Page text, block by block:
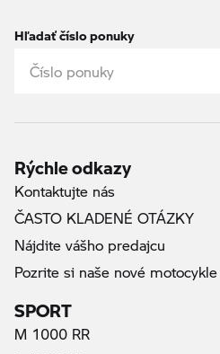
Hľadať číslo ponuky
Rýchle odkazy
Kontaktujte nás
ČASTO KLADENÉ OTÁZKY
Nájdite vášho predajcu
Pozrite si naše nové motocykle
SPORT
M 1000 RR